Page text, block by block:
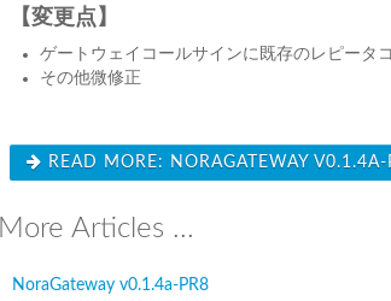
【変更点】
ゲートウェイコールサインに既存のレピータ
その他微修正
READ MORE: NORAGATEWAY V0.1.4A-
More Articles ...
NoraGateway v0.1.4a-PR8